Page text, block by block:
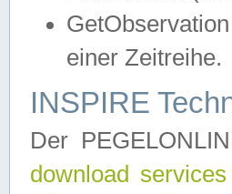
einer Zeitreihe.
INSPIRE
Der
download